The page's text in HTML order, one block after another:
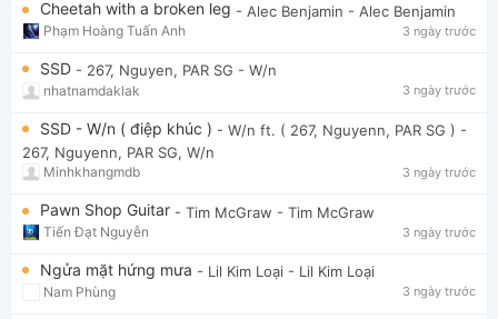
Cheetah with a broken leg - Alec Benjamin - Alec Benjamin
Phạm Hoàng Tuấn Anh 3 ngày trước
SSD - 267, Nguyen, PAR SG - W/n
nhatnamdaklak 3 ngày trước
SSD - W/n ( điệp khúc ) - W/n ft. ( 267, Nguyenn, PAR SG ) -
267, Nguyenn, PAR SG, W/n
Minhkhangmdb 3 ngày trước
Pawn Shop Guitar - Tim McGraw - Tim McGraw
Tiến Đạt Nguyễn 3 ngày trước
Ngửa mặt hứng mưa - Lil Kim Loại - Lil Kim Loại
Nam Phùng 3 ngày trước